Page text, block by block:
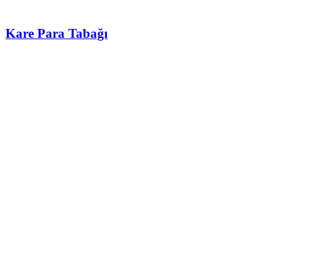
Kare Para Tabağı